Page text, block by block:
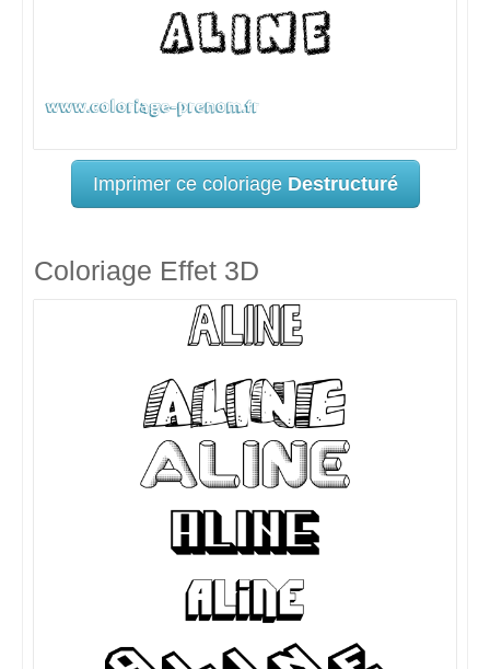
Imprimer ce coloriage Destructuré
Coloriage Effet 3D